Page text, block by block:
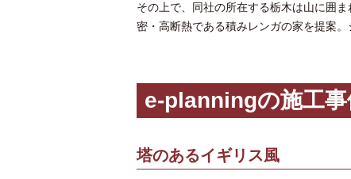
その上で、同社の所在する栃木は山に囲
密・高断熱である積みレンガの家を提案
e-planningの施工事
塔のあるイギリス風